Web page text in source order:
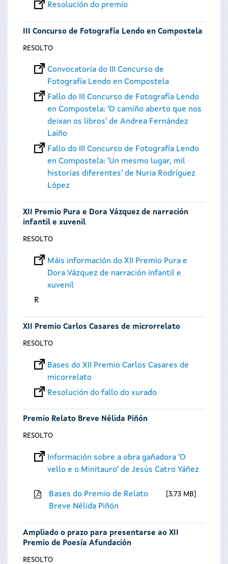
Resolución do premio
III Concurso de Fotografía Lendo en Compostela
RESOLTO
Convocatoria do III Concurso de
Fotografía Lendo en Compostela
Fallo do III Concurso de Fotografía Lendo
en Compostela: 'O camiño aberto que nos
deixan os libros' de Andrea Fernández
Laíño
Fallo do III Concurso de Fotografía Lendo
en Compostela: 'Un mesmo lugar, mil
historias diferentes' de Nuria Rodríguez
López
XII Premio Pura e Dora Vázquez de narración
infantil e xuvenil
RESOLTO
Máis información do XII Premio Pura e
Dora Vázquez de narración infantil e
xuvenil
R
XII Premio Carlos Casares de microrrelato
RESOLTO
Bases do XII Premio Carlos Casares de
micorrelato
Resolución do fallo do xurado
Premio Relato Breve Nélida Piñón
RESOLTO
Información sobre a obra gañadora 'O
vello e o Minitauro' de Jesús Catro Yáñez
Bases do Premio de Relato
Breve Nélida Piñón
3.73 MB
Ampliado o prazo para presentarse ao XII
Premio de Poesía Afundación
RESOLTO